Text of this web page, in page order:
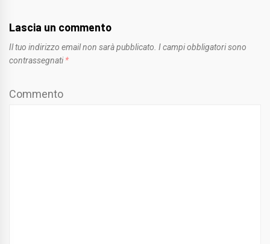
Lascia un commento
Il tuo indirizzo email non sarà pubblicato. I campi obbligatori sono
contrassegnati *
Commento